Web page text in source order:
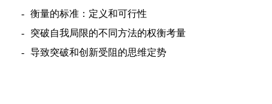
-
衡量的标准：定义和可行性
-
突破自我局限的不同方法的权衡考量
-
导致突破和创新受阻 的思维定势